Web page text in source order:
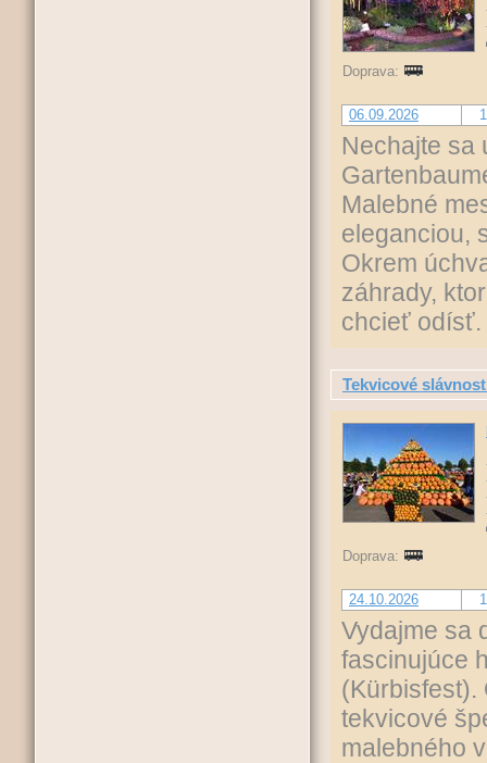
Doprava:
06.09.2026
Nechajte sa
Malebné
eleganciou,
Okrem
záhrady,
chcieť odísť.
Tekvicové
Doprava:
24.10.2026
Vydajme sa
fascinujúce
(Kürbisfest).
tekvicové
malebného